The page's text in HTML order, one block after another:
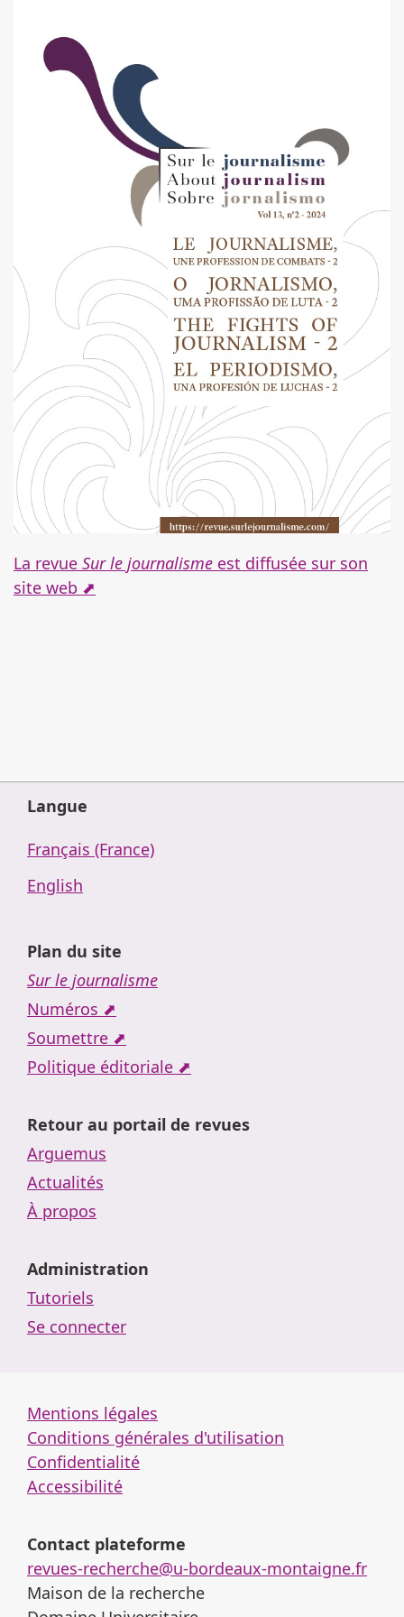
La revue Sur le journalisme est diffusée sur son
site web ⬈
Langue
Français (France)
English
Plan du site
Sur le journalisme
Numéros ⬈
Soumettre ⬈
Politique éditoriale ⬈
Retour au portail de revues
Arguemus
Actualités
À propos
Administration
Tutoriels
Se connecter
Mentions légales
Conditions générales d'utilisation
Confidentialité
Accessibilité
Contact plateforme
revues-recherche@u-bordeaux-montaigne.fr
Maison de la recherche